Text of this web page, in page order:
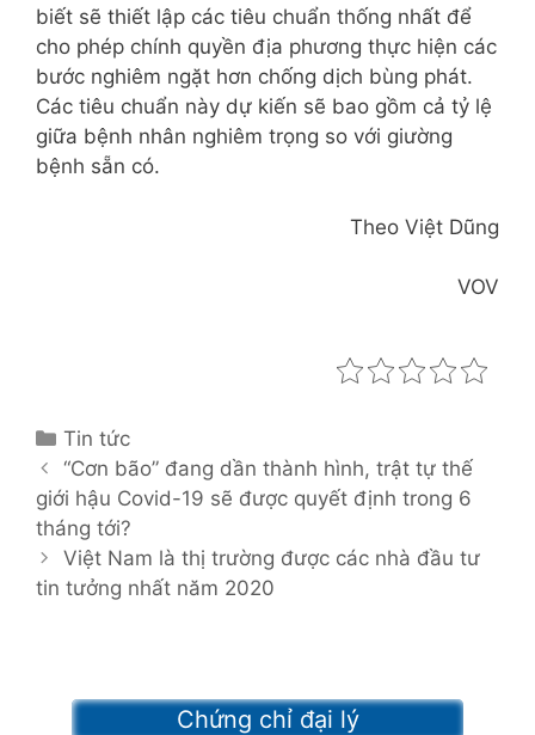
biết sẽ thiết lập các tiêu chuẩn thống nhất để
cho phép chính quyền địa phương thực hiện các
bước nghiêm ngặt hơn chống dịch bùng phát.
Các tiêu chuẩn này dự kiến sẽ bao gồm cả tỷ lệ
giữa bệnh nhân nghiêm trọng so với giường
bệnh sẵn có.
Theo Việt Dũng
VOV
C
a
t
e
g
o
s
Tin tức
P
o
s
t
n
“Cơn bão” đang dần thành hình, trật tự thế
giới hậu Covid-19 sẽ được quyết định trong 6
tháng tới?
Việt Nam là thị trường được các nhà đầu tư
tin tưởng nhất năm 2020
Chứng chỉ đại lý